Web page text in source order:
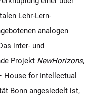
Lehr-Lern-
analogen
inter- und
Projekt NewHorizons,
House for Intellectual
Bonn angesiedelt ist,